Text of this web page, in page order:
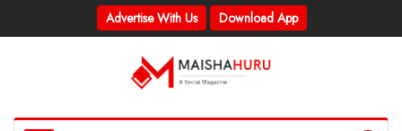
Advertise With Us Download App